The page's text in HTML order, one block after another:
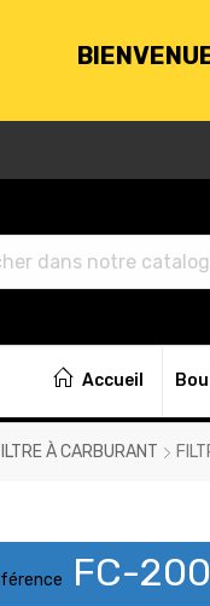
Accueil
À CARBURANT
FC-